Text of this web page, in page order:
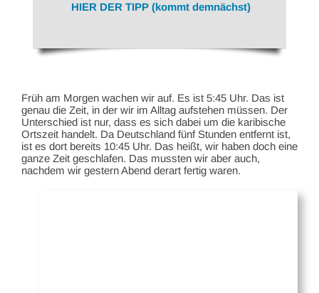
HIER DER TIPP (kommt demnächst)
Früh am Morgen wachen wir auf. Es ist 5:45 Uhr. Das ist
genau die Zeit, in der wir im Alltag aufstehen müssen. Der
Unterschied ist nur, dass es sich dabei um die karibische
Ortszeit handelt. Da Deutschland fünf Stunden entfernt ist,
ist es dort bereits 10:45 Uhr. Das heißt, wir haben doch eine
ganze Zeit geschlafen. Das mussten wir aber auch,
nachdem wir gestern Abend derart fertig waren.